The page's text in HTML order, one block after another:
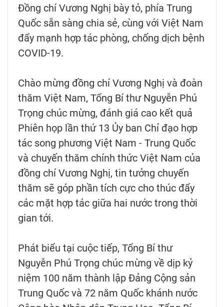
Đồng chí Vương Nghị bày tỏ, phía Trung
Quốc sẵn sàng chia sẻ, cùng với Việt Nam
đẩy mạnh hợp tác phòng, chống dịch bệnh
COVID-19.
Chào mừng đồng chí Vương Nghị và đoàn
thăm Việt Nam, Tổng Bí thư Nguyễn Phú
Trọng chúc mừng, đánh giá cao kết quả
Phiên họp lần thứ 13 Ủy ban Chỉ đạo hợp
tác song phương Việt Nam - Trung Quốc
và chuyến thăm chính thức Việt Nam của
đồng chí Vương Nghị, tin tưởng chuyến
thăm sẽ góp phần tích cực cho thúc đẩy
các mặt hợp tác giữa hai nước trong thời
gian tới.
Phát biểu tại cuộc tiếp, Tổng Bí thư
Nguyễn Phú Trọng chúc mừng về dịp kỷ
niệm 100 năm thành lập Đảng Cộng sản
Trung Quốc và 72 năm Quốc khánh nước